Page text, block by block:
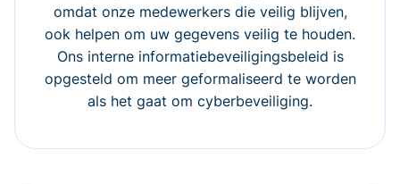
omdat onze medewerkers die veilig blijven,
ook helpen om uw gegevens veilig te houden.
Ons interne informatiebeveiligingsbeleid is
opgesteld om meer geformaliseerd te worden
als het gaat om cyberbeveiliging.